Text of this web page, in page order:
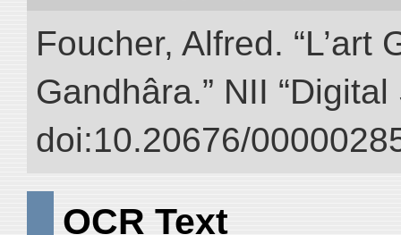
Foucher, Alfred.
Gandhâra.” NII
doi:10.20676/
OCR Text